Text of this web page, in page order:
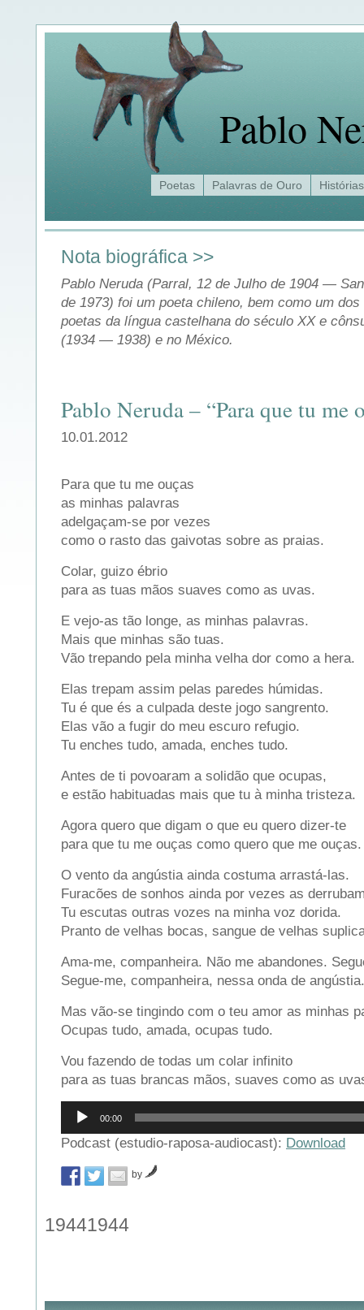
Pablo
Poetas Palavras de Ouro Histórias
Nota biográfica >>
Pablo Neruda (Parral, 12 de Julho de 1904 —
de 1973) foi um poeta chileno, bem como um
poetas da língua castelhana do século XX e
(1934 — 1938) e no México.
Pablo Neruda – “Para que tu me
10.01.2012
Para que tu me ouças
as minhas palavras
adelgaçam-se por vezes
como o rasto das gaivotas sobre as praias.
Colar, guizo ébrio
para as tuas mãos suaves como as uvas.
E vejo-as tão longe, as minhas palavras.
Mais que minhas são tuas.
Vão trepando pela minha velha dor como a hera.
Elas trepam assim pelas paredes húmidas.
Tu é que és a culpada deste jogo sangrento.
Elas vão a fugir do meu escuro refugio.
Tu enches tudo, amada, enches tudo.
Antes de ti povoaram a solidão que ocupas,
e estão habituadas mais que tu à minha tristeza.
Agora quero que digam o que eu quero dizer-te
para que tu me ouças como quero que me ouças.
O vento da angústia ainda costuma arrastá-las.
Furacões de sonhos ainda por vezes as
Tu escutas outras vozes na minha voz dorida.
Pranto de velhas bocas, sangue de velhas
Ama-me, companheira. Não me abandones.
Segue-me, companheira, nessa onda de angústia.
Mas vão-se tingindo com o teu amor as minhas
Ocupas tudo, amada, ocupas tudo.
Vou fazendo de todas um colar infinito
para as tuas brancas mãos, suaves como as
Reprodutor
áudio
00:00
Podcast (estudio-raposa-audiocast): Download
by
19441944